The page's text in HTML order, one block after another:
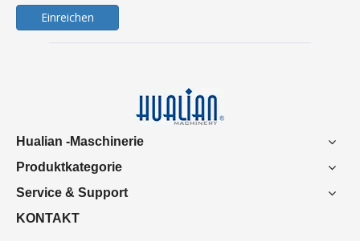
Einreichen
Hualian -Maschinerie
Produktkategorie
Service & Support
KONTAKT